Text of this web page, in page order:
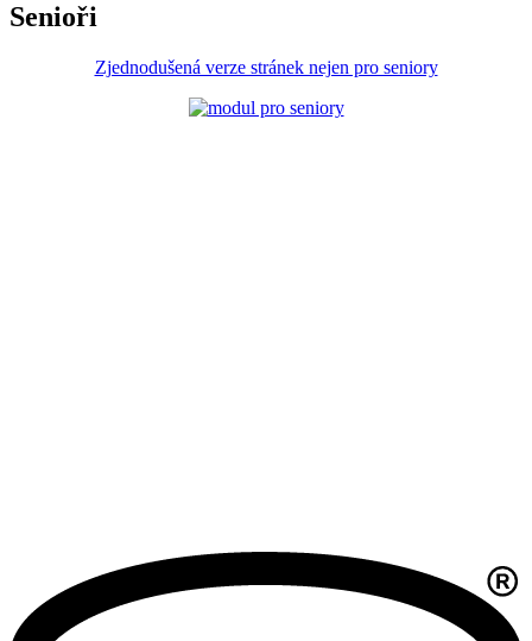
Senioři
Zjednodušená verze stránek nejen pro seniory